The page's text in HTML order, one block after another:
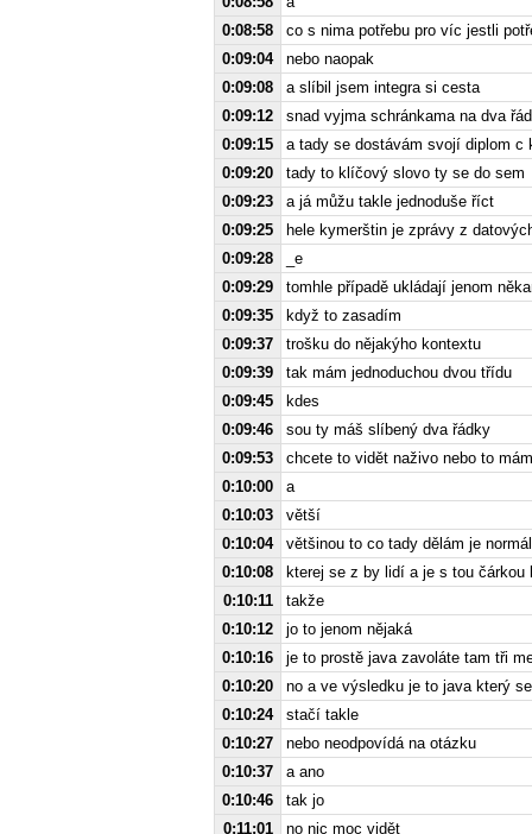
0:08:58
co s nima potřebu pro víc jestli
0:09:04
nebo naopak
0:09:08
a slíbil jsem integra si cesta
0:09:12
snad vyjma schránkama na dva
0:09:15
a tady se dostávám svojí diplom c
0:09:20
tady to klíčový slovo ty se do sem
0:09:23
a já můžu takle jednoduše říct
0:09:25
hele kymerštin je zprávy z
0:09:28
_e
0:09:29
tomhle případě ukládají jenom
0:09:35
když to zasadím
0:09:37
trošku do nějakýho kontextu
0:09:39
tak mám jednoduchou dvou třídu
0:09:45
kdes
0:09:46
sou ty máš slíbený dva řádky
0:09:53
chcete to vidět naživo nebo to
0:10:00
a
0:10:03
větší
0:10:04
většinou to co tady dělám je
0:10:08
kterej se z by lidí a je s tou čárkou
0:10:11
takže
0:10:12
jo to jenom nějaká
0:10:16
je to prostě java zavoláte tam tři
0:10:20
no a ve výsledku je to java který
0:10:24
stačí takle
0:10:27
nebo neodpovídá na otázku
0:10:37
a ano
0:10:46
tak jo
0:11:01
no nic moc vidět